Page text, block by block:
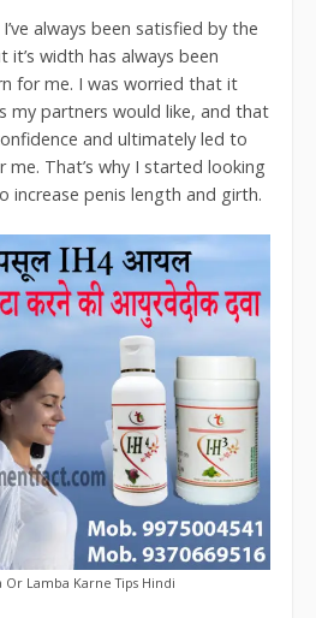
always been satisfied by the
width has always been
for me. I was worried that it
my partners would like, and that
and ultimately led to
me. That’s why I started looking
increase penis length and girth.
Or Lamba Karne Tips Hindi